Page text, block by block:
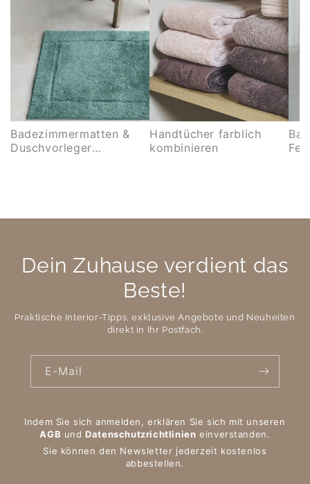
Badezimmermatten &
Duschvorleger
Handtücher farblich
kombinieren
Dein Zuhause verdient das
Beste!
Praktische Interior-Tipps, exklusive Angebote und Neuheiten
direkt in Ihr Postfach.
E-Mail
Indem Sie sich anmelden, erklären Sie sich mit unseren
AGB undDatenschutzrichtlinien einverstanden.
Sie können den Newsletter jederzeit kostenlos
abbestellen.